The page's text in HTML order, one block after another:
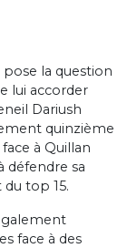
pose la question
lui accorder
Dariush
quinzième
à Quillan
défendre sa
top 15.
face à des